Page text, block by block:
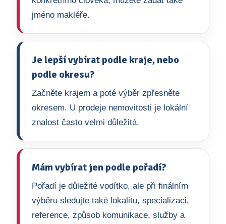
jméno makléře.
Je lepší vybírat podle kraje, nebo
podle okresu?
Začněte krajem a poté výběr zpřesněte
okresem. U prodeje nemovitosti je lokální
znalost často velmi důležitá.
Mám vybírat jen podle pořadí?
Pořadí je důležité vodítko, ale při finálním
výběru sledujte také lokalitu, specializaci,
reference, způsob komunikace, služby a